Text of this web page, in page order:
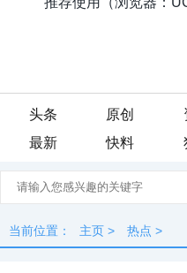
头条 原创
最新
快料
当前位置： 主页 > 热点 >